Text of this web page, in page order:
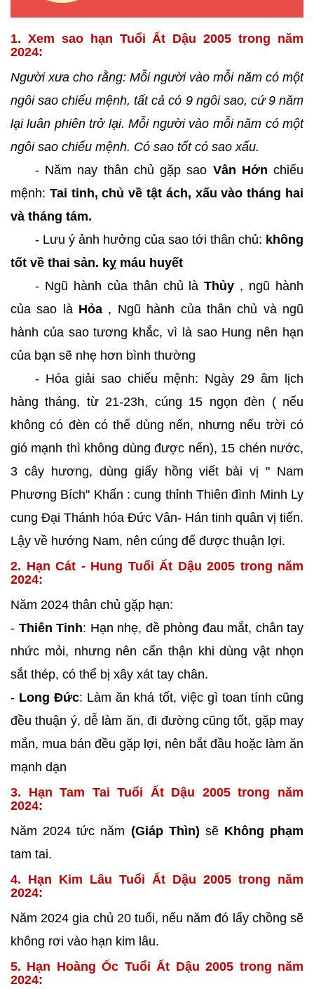
1. Xem sao hạn Tuổi Ất Dậu 2005 trong năm
2024:
Người xưa cho rằng: Mỗi người vào mỗi năm có một
ngôi sao chiếu mệnh, tất cả có 9 ngôi sao, cứ 9 năm
lại luân phiên trở lại. Mỗi người vào mỗi năm có một
ngôi sao chiếu mệnh. Có sao tốt có sao xấu.
- Năm nay thân chủ gặp sao Vân Hớn chiếu
mệnh: Tai tinh, chủ về tật ách, xấu vào tháng hai
và tháng tám.
- Lưu ý ảnh hưởng của sao tới thân chủ: không
tốt về thai sản. kỵ máu huyết
- Ngũ hành của thân chủ làThủy , ngũ hành
của sao là Hỏa , Ngũ hành của thân chủ và ngũ
hành của sao tương khắc, vì là sao Hung nên hạn
của bạn sẽ nhẹ hơn bình thường
- Hóa giải sao chiếu mệnh: Ngày 29 âm lịch
hàng tháng, từ 21-23h, cúng 15 ngọn đèn ( nếu
không có đèn có thể dùng nến, nhưng nếu trời có
gió mạnh thì không dùng được nến), 15 chén nước,
3 cây hương, dùng giấy hồng viết bài vị " Nam
Phương Bích" Khấn : cung thỉnh Thiên đình Minh Ly
cung Đại Thánh hóa Đức Vân- Hán tinh quân vị tiến.
Lậy về hướng Nam, nên cúng để được thuận lợi.
2. Hạn Cát - Hung Tuổi Ất Dậu 2005 trong năm
2024:
Năm 2024 thân chủ gặp hạn:
- Thiên Tinh: Hạn nhẹ, đề phòng đau mắt, chân tay
nhức mỏi, nhưng nên cẩn thận khi dùng vật nhọn
sắt thép, có thể bị xây xát tay chân.
- Long Đức: Làm ăn khá tốt, việc gì toan tính cũng
đều thuận ý, dễ làm ăn, đi đường cũng tốt, gặp may
mắn, mua bán đều gặp lợi, nên bắt đầu hoặc làm ăn
mạnh dạn
3. Hạn Tam Tai Tuổi Ất Dậu 2005 trong năm
2024:
Năm 2024 tức năm (Giáp Thìn) sẽ Không phạm
tam tai.
4. Hạn Kim Lâu Tuổi Ất Dậu 2005 trong năm
2024:
Năm 2024 gia chủ 20 tuổi, nếu năm đó lấy chồng sẽ
không rơi vào hạn kim lâu.
5. Hạn Hoàng Ốc Tuổi Ất Dậu 2005 trong năm
2024: